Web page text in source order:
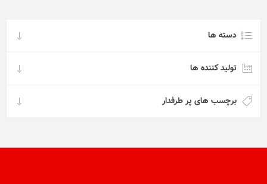
دسته ها
تولید کننده ها
برچسب های پر طرفدار